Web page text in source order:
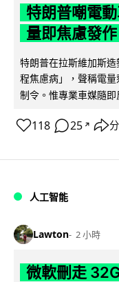
特朗普嘲電
量即焦慮發
特朗普在拉斯維加斯
程焦慮病」，聲稱電
制令。惟專業車媒隨即
118 25 ↗
人工智能
Lawton 2 小時
微軟刪走